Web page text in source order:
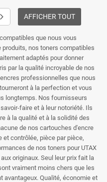
AFFICHER TOUT
que nous vous
nos toners compatibles
adaptés pour donner
par la qualité incroyable de nos
professionnelles que nous
à la perfection et vous
longtemps. Nos fournisseurs
faire et à leur notoriété. Ils
à la qualité et à la solidité des
de nos cartouches d'encre
contrôlée, pièce par pièce,
de nos toners pour UTAX
originaux. Seul leur prix fait la
vraiment moins chers que les
avantageux. Qualité, économie et